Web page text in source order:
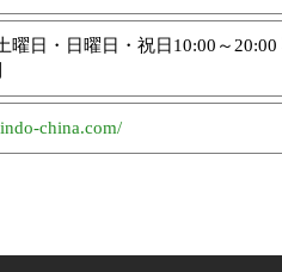
曜日・日曜日・祝日10:00～20:00
china.com/